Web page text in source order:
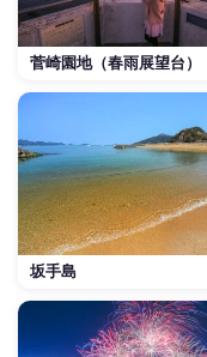
菅崎園地（春雨展望台）
坂手島